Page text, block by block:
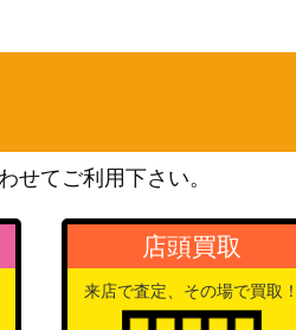
注文はうさぎです
ド
せてご利用下さい。
店頭買取
来店で査定、その場で買取！